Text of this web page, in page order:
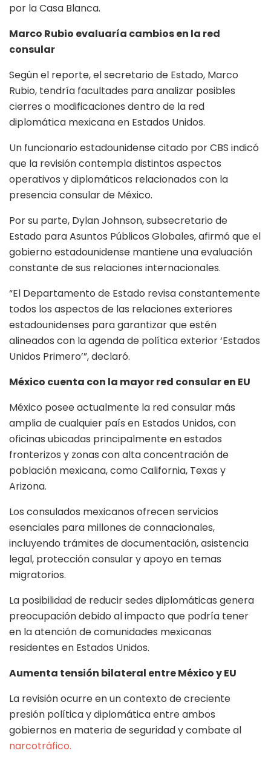
por la Casa Blanca.
Marco Rubio evaluaría cambios en la red
consular
Según el reporte, el secretario de Estado, Marco
Rubio, tendría facultades para analizar posibles
cierres o modificaciones dentro de la red
diplomática mexicana en Estados Unidos.
Un funcionario estadounidense citado por CBS indicó
que la revisión contempla distintos aspectos
operativos y diplomáticos relacionados con la
presencia consular de México.
Por su parte, Dylan Johnson, subsecretario de
Estado para Asuntos Públicos Globales, afirmó que el
gobierno estadounidense mantiene una evaluación
constante de sus relaciones internacionales.
“El Departamento de Estado revisa constantemente
todos los aspectos de las relaciones exteriores
estadounidenses para garantizar que estén
alineados con la agenda de política exterior ‘Estados
Unidos Primero’”, declaró.
México cuenta con la mayor red consular en EU
México posee actualmente la red consular más
amplia de cualquier país en Estados Unidos, con
oficinas ubicadas principalmente en estados
fronterizos y zonas con alta concentración de
población mexicana, como California, Texas y
Arizona.
Los consulados mexicanos ofrecen servicios
esenciales para millones de connacionales,
incluyendo trámites de documentación, asistencia
legal, protección consular y apoyo en temas
migratorios.
La posibilidad de reducir sedes diplomáticas genera
preocupación debido al impacto que podría tener
en la atención de comunidades mexicanas
residentes en Estados Unidos.
Aumenta tensión bilateral entre México y EU
La revisión ocurre en un contexto de creciente
presión política y diplomática entre ambos
gobiernos en materia de seguridad y combate al
narcotráfico.